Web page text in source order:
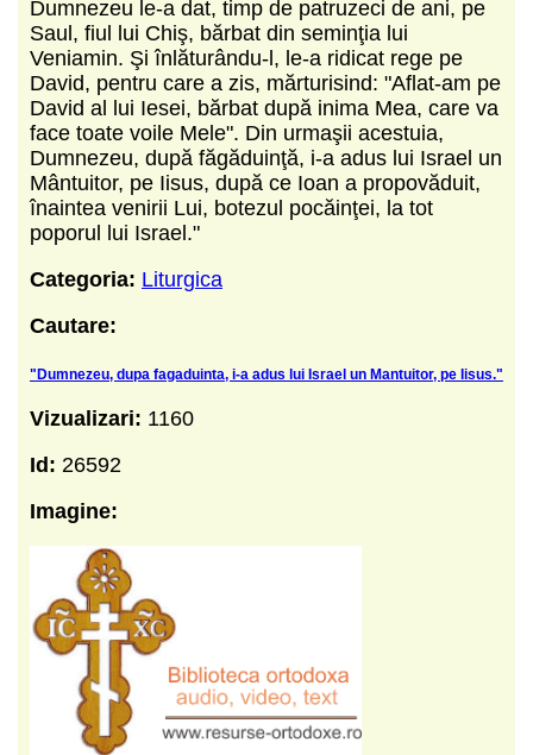
Dumnezeu le-a dat, timp de patruzeci de ani, pe
Saul, fiul lui Chiş, bărbat din seminţia lui
Veniamin. Şi înlăturându-l, le-a ridicat rege pe
David, pentru care a zis, mărturisind: "Aflat-am pe
David al lui Iesei, bărbat după inima Mea, care va
face toate voile Mele". Din urmaşii acestuia,
Dumnezeu, după făgăduinţă, i-a adus lui Israel un
Mântuitor, pe Iisus, după ce Ioan a propovăduit,
înaintea venirii Lui, botezul pocăinţei, la tot
poporul lui Israel."
Categoria: Liturgica
Cautare:
"Dumnezeu, dupa fagaduinta, i-a adus lui Israel un Mantuitor, pe Iisus."
Vizualizari: 1160
Id: 26592
Imagine: